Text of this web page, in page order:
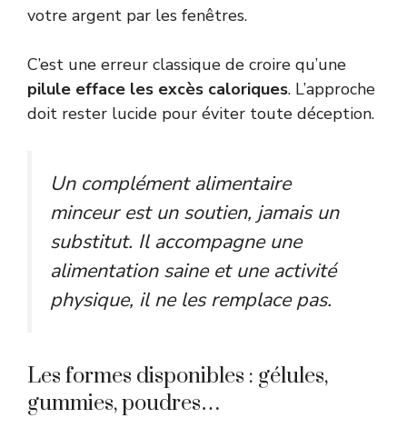
votre argent par les fenêtres.
C’est une erreur classique de croire qu’une
pilule efface les excès caloriques. L’approche
doit rester lucide pour éviter toute déception.
Un complément alimentaire
minceur est un soutien, jamais un
substitut. Il accompagne une
alimentation saine et une activité
physique, il ne les remplace pas.
Les formes disponibles : gélules,
gummies, poudres…